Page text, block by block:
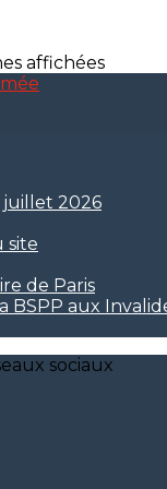
affichées
2026
site
de Paris
BSPP aux
sociaux